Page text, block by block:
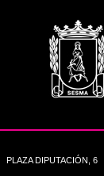
PLAZA DIPUTACIÓN, 6